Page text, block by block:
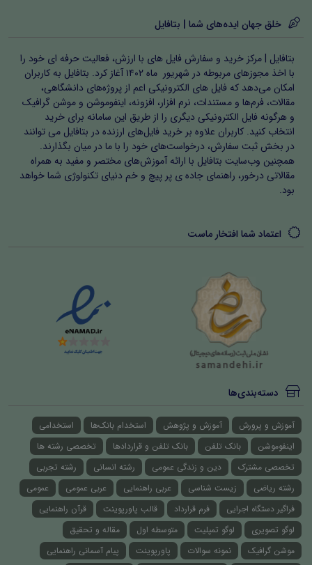
خلق جهان ایده‌های شما | بتافایل
بتافایل | مرکز خرید و سفارش فایل های با ارزش، فعالیت حرفه ای خود را
با اخذ مجوزهای مربوطه در شهریور ماه ۱۴۰۲ آغاز کرد. بتافایل به کاربران
امکان می‌دهد که فایل های الکترونیکی اعم از پروژه‌های دانشگاهی،
مقالات، فرم‌ها و مستندات، نرم افزار، افزونه، اینفوموشن و موشن گرافیک
و هرگونه فایل الکترونیکی دیگری را از طریق این سامانه برای خرید
انتخاب کنید. کاربران علاوه بر خرید فایل‌های ارزنده در بتافایل می توانند
در بخش ثبت سفارش، درخواست‌های خود را با ما در میان بگذارند.
همچنین وب‌سایت بتافایل با ارائه آموزش‌های مختصر و مفید به همراه
مقالاتی درخور، راهنمای جاده ی پر پیچ و خم دنیای تکنولوژی شما خواهد
بود.
اعتماد شما افتخار ماست
دسته‌بندی‌ها
آموزش و پرورش آموزش و پژوهش استخدام بانک‌ها
استخدامی
اینفوموشن
بانک تلفن بانک تلفن و قراردادها
تخصصی رشته ها
تخصصی مشترک
دین و زندگی عمومی رشته انسانی
رشته تجربی
رشته ریاضی
زیست شناسی عربی راهنمایی عربی عمومی
عمومی
فراگیر دستگاه اجرایی
فرم قرارداد قالب پاورپوینت
قرآن راهنمایی
لوگو تصویری
لوگو تمپلیت متوسطه اول
مقاله و تحقیق
موشن گرافیک
نمونه سوالات پاورپوینت
پیام آسمانی راهنمایی